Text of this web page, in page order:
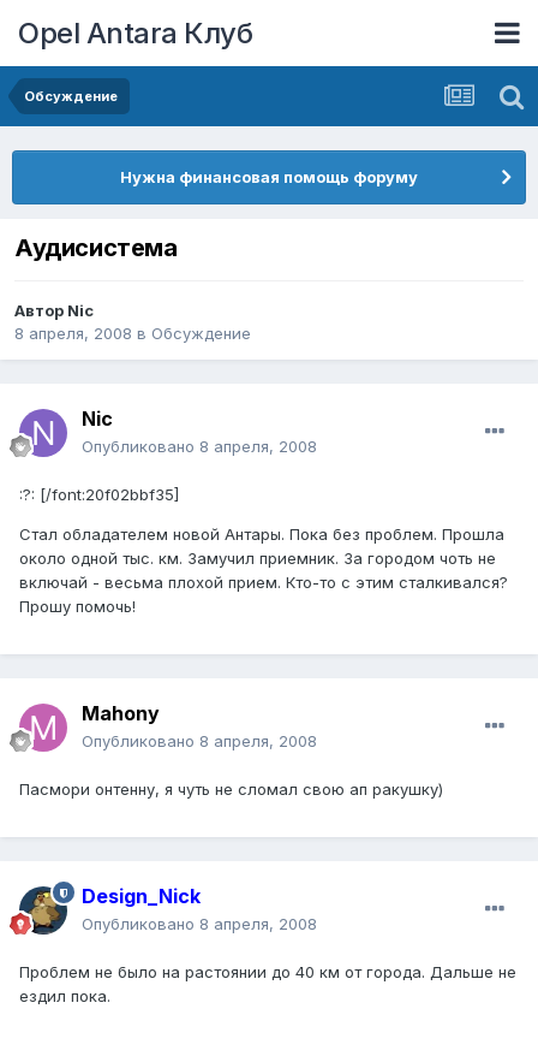
Opel Antara Клуб
Обсуждение
Нужна финансовая помощь форуму
Аудисистема
Автор Nic
8 апреля, 2008 в Обсуждение
Nic
Опубликовано 8 апреля, 2008
:?: [/font:20f02bbf35]
Стал обладателем новой Антары. Пока без проблем. Прошла
около одной тыс. км. Замучил приемник. За городом чоть не
включай - весьма плохой прием. Кто-то с этим сталкивался?
Прошу помочь!
Mahony
Опубликовано 8 апреля, 2008
Пасмори онтенну, я чуть не сломал свою ап ракушку)
Design_Nick
Опубликовано 8 апреля, 2008
Проблем не было на растоянии до 40 км от города. Дальше не
ездил пока.